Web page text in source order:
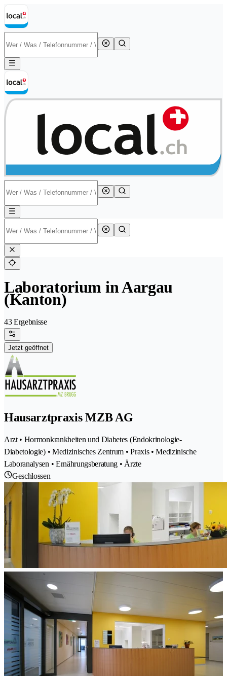
Laboratorium in Aargau
(Kanton)
43 Ergebnisse
Jetzt geöffnet
Hausarztpraxis MZB AG
Arzt • Hormonkrankheiten und Diabetes (Endokrinologie-
Diabetologie) • Medizinisches Zentrum • Praxis • Medizinische
Laboranalysen • Ernährungsberatung • Ärzte
Geschlossen